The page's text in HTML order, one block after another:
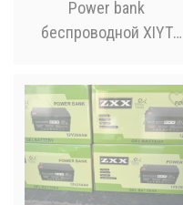
Power bank
беспроводной XIYT
/ Magsafe / Magnetic /
22.5W + 15W / 10000
mAh